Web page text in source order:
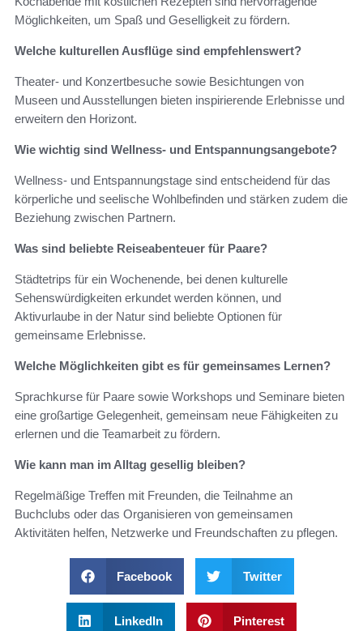
Möglichkeiten, um Spaß und Geselligkeit zu fördern.
Welche kulturellen Ausflüge sind empfehlenswert?
Theater- und Konzertbesuche sowie Besichtungen von
Museen und Ausstellungen bieten inspirierende Erlebnisse und
erweitern den Horizont.
Wie wichtig sind Wellness- und Entspannungsangebote?
Wellness- und Entspannungstage sind entscheidend für das
körperliche und seelische Wohlbefinden und stärken zudem die
Beziehung zwischen Partnern.
Was sind beliebte Reiseabenteuer für Paare?
Städtetrips für ein Wochenende, bei denen kulturelle
Sehenswürdigkeiten erkundet werden können, und
Aktivurlaube in der Natur sind beliebte Optionen für
gemeinsame Erlebnisse.
Welche Möglichkeiten gibt es für gemeinsames Lernen?
Sprachkurse für Paare sowie Workshops und Seminare bieten
eine großartige Gelegenheit, gemeinsam neue Fähigkeiten zu
erlernen und die Teamarbeit zu fördern.
Wie kann man im Alltag gesellig bleiben?
Regelmäßige Treffen mit Freunden, die Teilnahme an
Buchclubs oder das Organisieren von gemeinsamen
Aktivitäten helfen, Netzwerke und Freundschaften zu pflegen.
Facebook Twitter
LinkedIn Pinterest